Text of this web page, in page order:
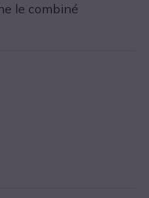
le combiné